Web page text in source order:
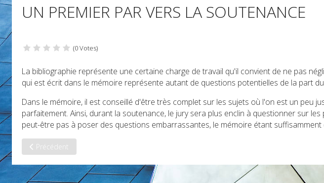
UN PREMIER PAR VERS LA SOUTENANCE
(0 Votes)
La bibliographie représente une certaine charge de travail qu'il convient de ne pas
qui est écrit dans le mémoire représente autant de questions potentielles de la part
Dans le mémoire, il est conseillé d'être très complet sur les sujets où l'on est un peu
parfaitement. Ainsi, durant la soutenance, le jury sera plus enclin à questionner sur
peut-être pas à poser des questions embarrassantes, le mémoire étant
Article précédent : Avoir du recul sur un travail méthodique et personnel
Précédent